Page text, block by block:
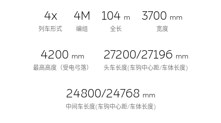
4x
列车形式
4M
编组
104 m
全长
3700 mm
宽度
4200 mm
最高高度（受电弓落）
27200/27196 mm
头车长度(车钩中心距/车体长度)
24800/24768 mm
中间车长度(车钩中心距/车体长度)